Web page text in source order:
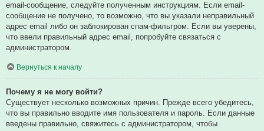
email-сообщение, следуйте полученным инструкциям. Если email-
сообщение не получено, то возможно, что вы указали неправильный
адрес email либо он заблокирован спам-фильтром. Если вы уверены,
что ввели правильный адрес email, попробуйте связаться с
администратором.
Вернуться к началу
Почему я не могу войти?
Существует несколько возможных причин. Прежде всего убедитесь,
что вы правильно вводите имя пользователя и пароль. Если данные
введены правильно, свяжитесь с администратором, чтобы